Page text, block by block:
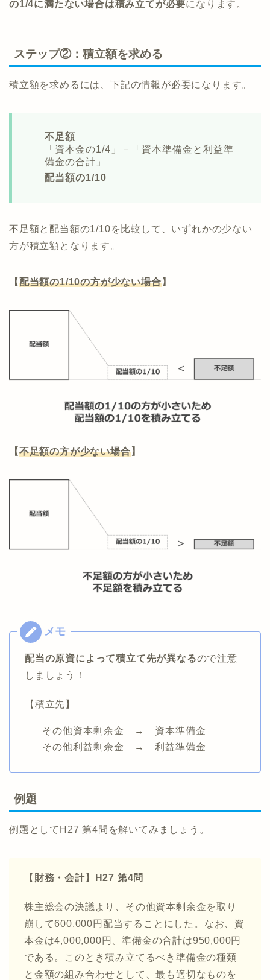
の1/4に満たない場合は積み立てが必要になります。
ステップ②：積立額を求める
積立額を求めるには、下記の情報が必要になります。
不足額
「資本金の1/4」－「資本準備金と利益準
備金の合計」
配当額の1/10
不足額と配当額の1/10を比較して、いずれかの少ない
方が積立額となります。
【配当額の1/10の方が少ない場合】
【不足額の方が少ない場合】
配当の原資によって積立て先が異なるので注意
しましょう！
【積立先】
その他資本剰余金 → 資本準備金
その他利益剰余金 → 利益準備金
例題
例題としてH27 第4問を解いてみましょう。
【 財務・会計】H27 第4問
株主総会の決議より、その他資本剰余金を取り
崩して600,000円配当することにした。なお、資
本金は4,000,000円、準備金の合計は950,000円
である。このとき積み立てるべき準備金の種類
と金額の組み合わせとして、最も適切なものを